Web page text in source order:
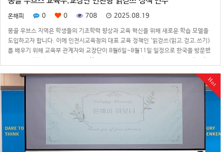
온해피 0 0 708 2025.08.19
몽골 우브스 지역은 학생들의 기초학력 향상과 교육 혁신을 위해 새로운 학습 모델을
도입하고자 합니다. 이에 인천시교육청의 대표 교육 정책인 ‘읽걷쓰(읽고.걷고.쓰기)
를 배우기 위해 교육부 관계자와 교장단이 8월6일~8월11일 일정으로 한국을 방문했
Hot